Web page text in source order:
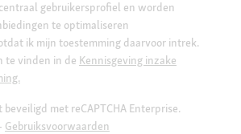
gebruikersprofiel en worden
te optimaliseren
ik mijn toestemming daarvoor intrek.
te vinden in de Kennisgeving inzake
met reCAPTCHA Enterprise.
- Gebruiksvoorwaarden